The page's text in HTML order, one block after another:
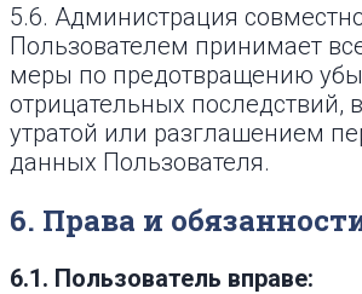
5.6. Администрация
Пользователем принимает
меры по предотвращению
отрицательных последствий,
утратой или разглашением
данных Пользователя.
6. Права и
6.1. Пользователь вправе: